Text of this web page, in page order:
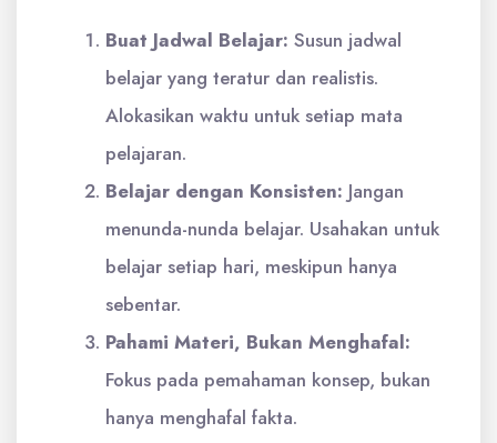
Buat Jadwal Belajar: Susun jadwal
belajar yang teratur dan realistis.
Alokasikan waktu untuk setiap mata
pelajaran.
Belajar dengan Konsisten: Jangan
menunda-nunda belajar. Usahakan untuk
belajar setiap hari, meskipun hanya
sebentar.
Pahami Materi, Bukan Menghafal:
Fokus pada pemahaman konsep, bukan
hanya menghafal fakta.